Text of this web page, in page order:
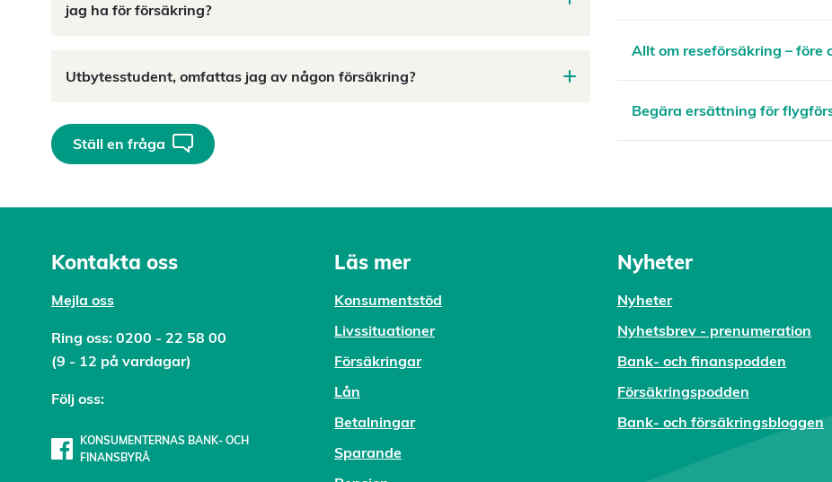
jag ha för försäkring?
Utbytesstudent, omfattas jag av någon försäkring?
Ställ en fråga
Allt om reseförsäkring – före
Begära ersättning för
Kontakta oss
Mejla oss
Ring oss: 0200 - 22 58 00
(9 - 12 på vardagar)
Följ oss:
KONSUMENTERNAS BANK- OCH
FINANSBYRÅ
Läs mer
Konsumentstöd
Livssituationer
Försäkringar
Lån
Betalningar
Sparande
Nyheter
Nyheter
Nyhetsbrev - prenumeration
Bank- och finanspodden
Försäkringspodden
Bank- och försäkringsbloggen